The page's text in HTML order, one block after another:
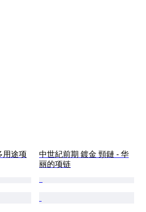
用途项
中世紀前期 鍍金 頸鏈 - 华
丽的项链